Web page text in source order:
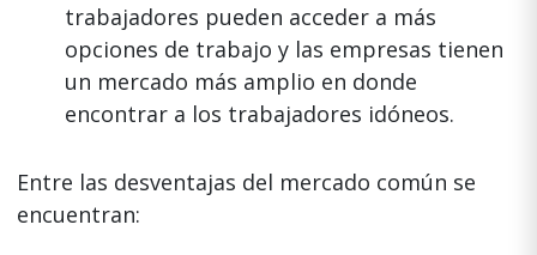
trabajadores pueden acceder a más
opciones de trabajo y las empresas tienen
un mercado más amplio en donde
encontrar a los trabajadores idóneos.
Entre las desventajas del mercado común se
encuentran: